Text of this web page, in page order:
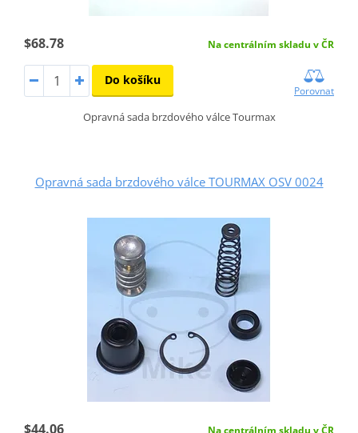
$68.78 Na centrálním skladu v ČR
Do košíku
Porovnat
Opravná sada brzdového válce Tourmax
Opravná sada brzdového válce TOURMAX OSV 0024
$44.06